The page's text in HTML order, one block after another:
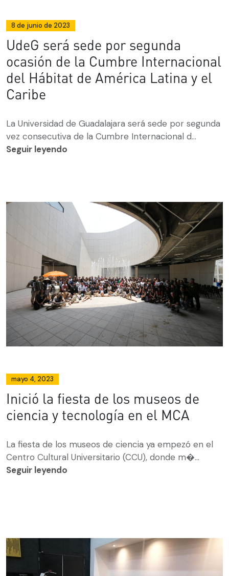
8 de junio de 2023
UdeG será sede por segunda
ocasión de la Cumbre Internacional
del Hábitat de América Latina y el
Caribe
La Universidad de Guadalajara será sede por segunda
vez consecutiva de la Cumbre Internacional d...
Seguir leyendo
mayo 4, 2023
Inició la fiesta de los museos de
ciencia y tecnología en el MCA
La fiesta de los museos de ciencia ya empezó en el
Centro Cultural Universitario (CCU), donde m�...
Seguir leyendo